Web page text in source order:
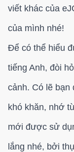
viết khác của
của mình nhé!
Để có thể hiểu
tiếng Anh, đòi
cảnh. Có lẽ bạn
khó khăn, nhớ
mới được sử
lắng nhé, bởi